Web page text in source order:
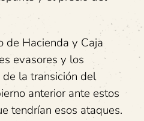
de Hacienda y Caja
evasores y los
la transición del
anterior ante estos
tendrían esos ataques.